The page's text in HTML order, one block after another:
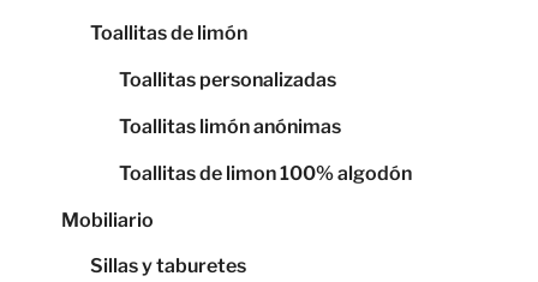
Toallitas de limón
Toallitas personalizadas
Toallitas limón anónimas
Toallitas de limon 100% algodón
Mobiliario
Sillas y taburetes